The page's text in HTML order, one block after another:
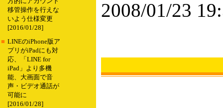
移管操作を行えな
いよう仕様変更
[2016/01/28]
■ LINEのiPhone版ア
プリがiPadにも対
応、「LINE for
iPad」より多機
能、大画面で音
声・ビデオ通話が
可能に
[2016/01/28]
2008/01/23